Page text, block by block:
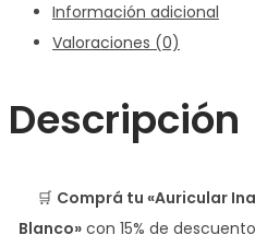
Información adicional
Valoraciones (0)
Descripción
🛒 Comprá tu «Auricular
Blanco» con 15% de descuento